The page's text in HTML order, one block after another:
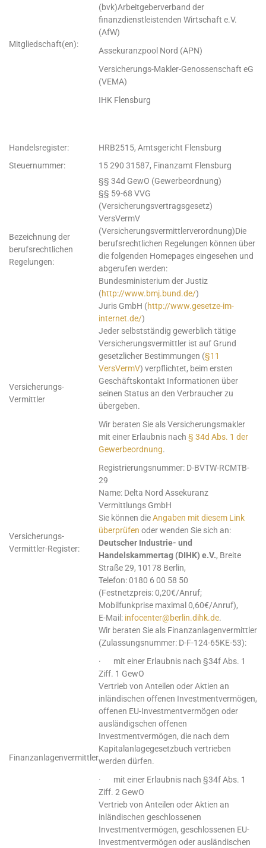
Mitgliedschaft(en):
(bvk)Arbeitgeberverband der
finanzdienstleistenden Wirtschaft e.V.
(AfW)
Assekuranzpool Nord (APN)
Versicherungs-Makler-Genossenschaft eG
(VEMA)
IHK Flensburg
Handelsregister:
HRB2515, Amtsgericht Flensburg
Steuernummer:
15 290 31587, Finanzamt Flensburg
Bezeichnung der
berufsrechtlichen
Regelungen:
§§ 34d GewO (Gewerbeordnung)
§§ 59-68 VVG
(Versicherungsvertragsgesetz)
VersVermV
(Versicherungsvermittlerverordnung)Die
berufsrechtlichen Regelungen können über
die folgenden Homepages eingesehen und
abgerufen werden:
Bundesministerium der Justiz
(http://www.bmj.bund.de/)
Juris GmbH (http://www.gesetze-im-
internet.de/)
Versicherungs-
Vermittler
Jeder selbstständig gewerblich tätige
Versicherungsvermittler ist auf Grund
gesetzlicher Bestimmungen (§11
VersVermV) verpflichtet, beim ersten
Geschäftskontakt Informationen über
seinen Status an den Verbraucher zu
übergeben.
Wir beraten Sie als Versicherungsmakler
mit einer Erlaubnis nach § 34d Abs. 1 der
Gewerbeordnung.
Versicherungs-
Vermittler-Register:
Registrierungsnummer: D-BVTW-RCMTB-
29
Name: Delta Nord Assekuranz
Vermittlungs GmbH
Sie können dieAngaben mit diesem Link
überprüfen oder wenden Sie sich an:
Deutscher Industrie- und
Handelskammertag (DIHK) e.V., Breite
Straße 29, 10178 Berlin,
Telefon: 0180 6 00 58 50
(Festnetzpreis: 0,20€/Anruf;
Mobilfunkprise maximal 0,60€/Anruf),
E-Mail: infocenter@berlin.dihk.de.
Finanzanlagenvermittler
Wir beraten Sie als Finanzanlagenvermittler
(Zulassungsnummer: D-F-124-65KE-53):
· mit einer Erlaubnis nach §34f Abs. 1
Ziff. 1 GewO
Vertrieb von Anteilen oder Aktien an
inländischen offenen Investmentvermögen,
offenen EU-Investmentvermögen oder
ausländigschen offenen
Investmentvermögen, die nach dem
Kapitalanlagegesetzbuch vertrieben
werden dürfen.
· mit einer Erlaubnis nach §34f Abs. 1
Ziff. 2 GewO
Vertrieb von Anteilen oder Aktien an
inländischen geschlossenen
Investmentvermögen, geschlossenen EU-
Investmentvermögen oder ausländischen